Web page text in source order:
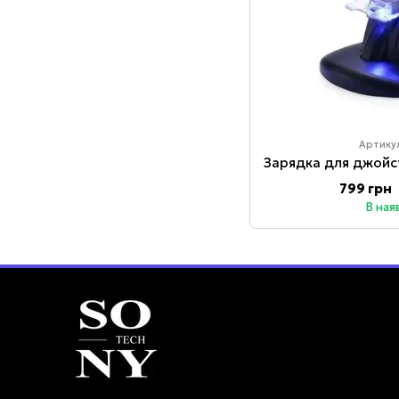
799 грн
В